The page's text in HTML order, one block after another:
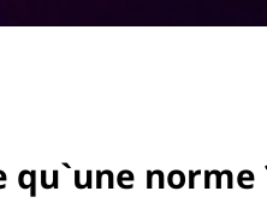
qu`une norme